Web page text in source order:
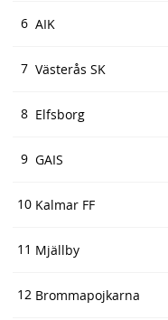
6 AIK
7 Västerås SK
8 Elfsborg
9 GAIS
10 Kalmar FF
11 Mjällby
12 Brommapojkarna